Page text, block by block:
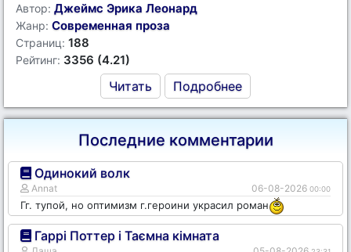
Автор: Джеймс Эрика Леонард
Жанр: Современная проза
Страниц: 188
Рейтинг: 3356 (4.21)
Читать Подробнее
Последние комментарии
Одинокий волк
Annat 06-08-2026 00:00
Гг. тупой, но оптимизм г.героини украсил роман
Гаррі Поттер і Таємна кімната